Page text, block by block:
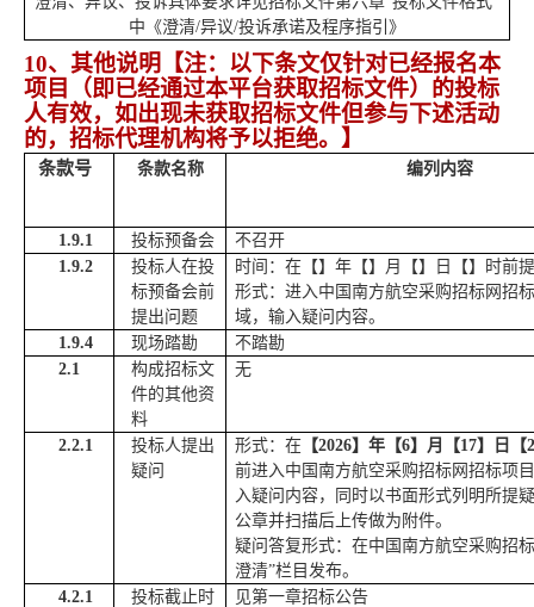
中 《澄清/异议/投诉承诺及程序指引 》
10、其他说明 【注：以下条文仅针对已经报名本
项目（即已经通过本平台获取招标文件）的投标
人有效，如出现未获取招标文件但参与下述活动
的， 招标代理机构将予以拒绝。】
条款号 条款名称 编列内容
1.9.1 投标预备会
不召开
1.9.2
投标人在投
标预备会前
提出问题
时间：在【】年【】月【】日【】时前
形式：进入中国南方航空采购招标网招
域，输入疑问内容。
1.9.4
现场踏勘
不踏勘
2.1
构成招标文
件的其他资
料
无
2.2.1
投标人提出
疑问
形式：在 【2026】年【6】月【17】日【
前进入中国南方航空采购招标网招标项
入疑问内容，同时以书面形式列明所提
公章并扫描后上传做为附件。
疑问答复形式：在中国南方航空采购招
澄清”栏目发布。
4.2.1
投标截止时
见第一章招标公告